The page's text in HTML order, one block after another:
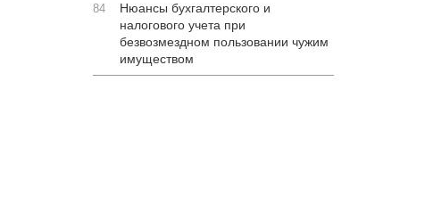
84
Нюансы бухгалтерского и
налогового учета при
безвозмездном пользовании чужим
имуществом